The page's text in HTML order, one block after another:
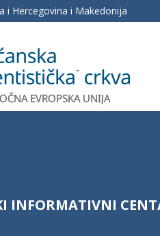
i Hercegovina i Makedonija
INFORMATIVNI